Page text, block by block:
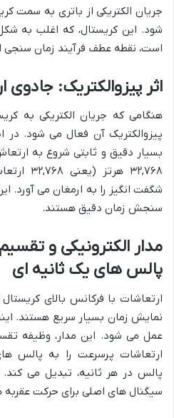
جریان الکتریکی از باتری به سمت
شود. این کریستال، که اغلب به
است، نقطه عطف فرآیند زمان
اثر پیزوالکتریک: جادوی
هنگامی که جریان الکتریکی به
پیزوالکتریک آن فعال می شود. در
بسیار دقیق و ثابتی شروع به
۳۲,۷۶۸
شگفت انگیز را به ارمغان می آورد.
سنجش زمان دقیق هستند.
مدار الکترونیکی و
پالس های یک ثانیه ای
ارتعاشات با فرکانس بالای کریستال
نمایش زمان بسیار سریع هستند.
عمل می شود. این مدار، وظیفه
ارتعاشات پرسرعت را به پالس
پالس در هر ثانیه، تبدیل می
سیگنال های اصلی برای حرکت